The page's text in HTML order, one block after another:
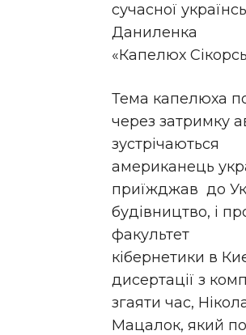
сучасної
Даниленка
«Капелюх
Тема капелюха
через затримку
зустрічаються
американець
приїжджав до
будівництво, і
факультет
кібернетики в
дисертації з
згаяти час,
Мацалок, який